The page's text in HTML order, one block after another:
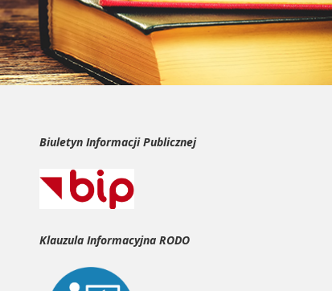
Biuletyn Informacji Publicznej
Klauzula Informacyjna RODO